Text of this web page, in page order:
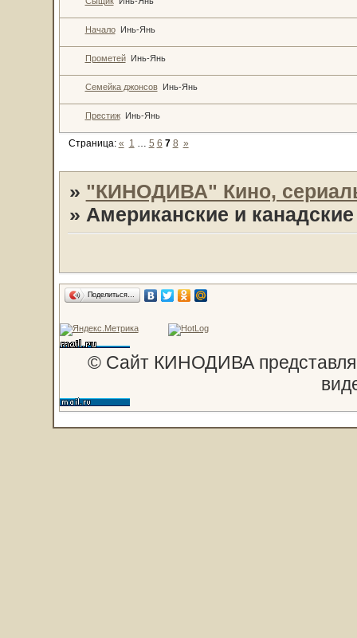
Начало Инь-Янь
Прометей Инь-Янь
Семейка джонсов Инь-Янь
Престиж Инь-Янь
Страница: « 1 … 5 6 7 8 »
» "КИНОДИВА" Кино,
» Американские и
Поделиться…
© Сайт КИНОДИВА